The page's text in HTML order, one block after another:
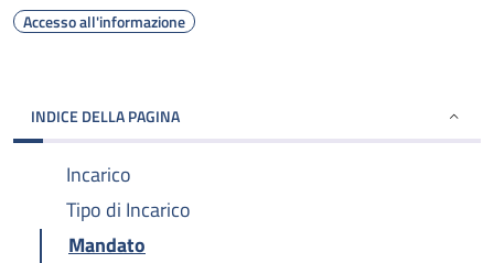
Accesso all'informazione
INDICE DELLA PAGINA
Incarico
Tipo di Incarico
Mandato